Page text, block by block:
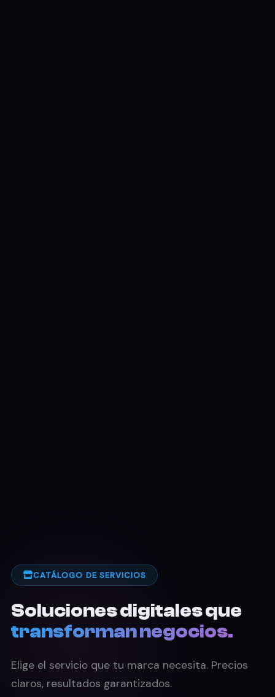
CATÁLOGO DE SERVICIOS
Soluciones digitales que
transforman negocios.
Elige el servicio que tu marca necesita. Precios
claros, resultados garantizados.